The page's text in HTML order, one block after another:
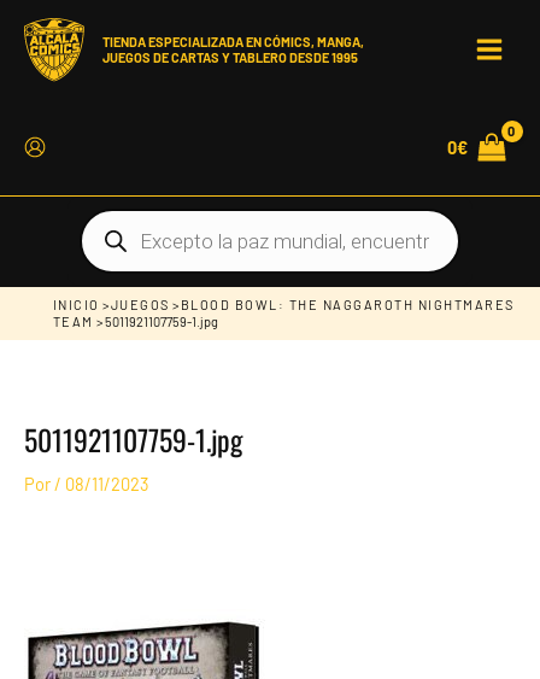
contenido
TIENDA ESPECIALIZADA EN CÓMICS, MANGA,
JUEGOS DE CARTAS Y TABLERO DESDE 1995
MAIN
0€
Búsqueda
de
productos
INICIO >JUEGOS > BLOOD BOWL: THE NAGGAROTH NIGHTMARES
TEAM > 5011921107759-1.jpg
5011921107759-1.jpg
Por/ 08/11/2023